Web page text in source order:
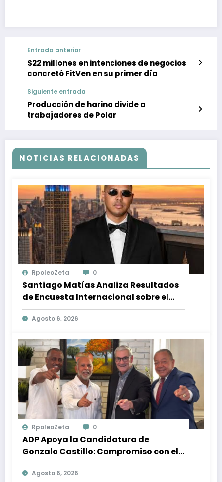
Entrada anterior
$22 millones en intenciones de negocios
concretó FitVen en su primer día
Siguiente entrada
Producción de harina divide a
trabajadores de Polar
NOTICIAS RELACIONADAS
RpoleoZeta 0
Santiago Matías Analiza Resultados
de Encuesta Internacional sobre el
Panorama Político en República
Dominicana: Tendencias y Opiniones
Agosto 6, 2026
RpoleoZeta 0
ADP Apoya la Candidatura de
Gonzalo Castillo: Compromiso con el
Desarrollo Nacional y la Participación
Política
Agosto 6, 2026